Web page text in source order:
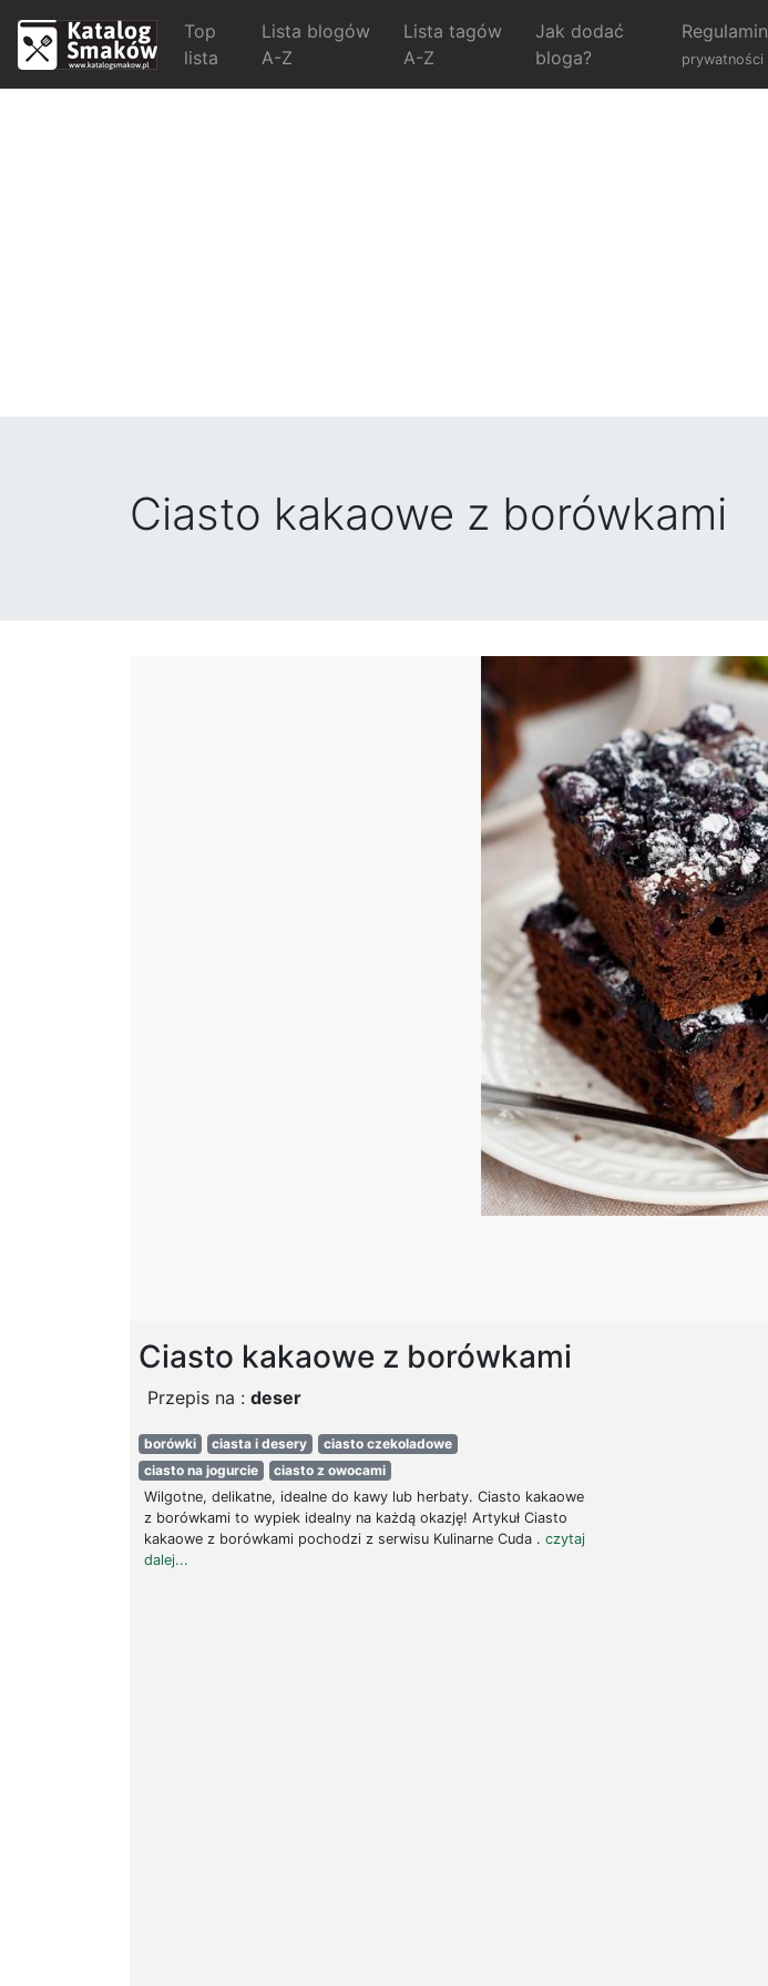
Top
lista
Lista blogów
A-Z
Lista tagów
A-Z
Jak dodać
bloga?
Regulamin
prywatności
Ciasto kakaowe z borówkami
Ciasto kakaowe z borówkami
Przepis na : deser
borówki ciasta i desery
ciasto czekoladowe
ciasto na jogurcie
ciasto z owocami
Wilgotne, delikatne, idealne do kawy lub herbaty. Ciasto kakaowe
z borówkami to wypiek idealny na każdą okazję! Artykuł Ciasto
kakaowe z borówkami pochodzi z serwisu Kulinarne Cuda . czytaj
dalej...